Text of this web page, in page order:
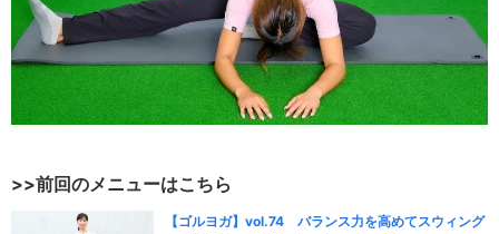
>>前回のメニューはこちら
【ゴルヨガ】vol.74 バランス力を高めてスウィング